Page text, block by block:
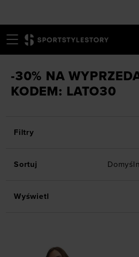
SportStyleStory -
-30% NA
KODEM: LATO30
Filtry
Sortuj
Wyświetl